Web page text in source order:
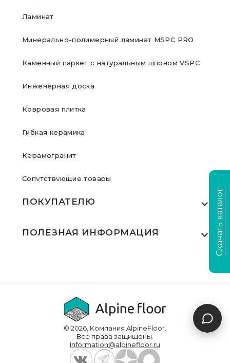
Ламинат
Минерально-полимерный ламинат MSPC PRO
Каменный паркет с натуральным шпоном VSPC
Инженерная доска
Ковровая плитка
Гибкая керамика
Керамогранит
Сопутствующие товары
ПОКУПАТЕЛЮ
Где купить
Выполненные проекты
Доставка и оплата
ПОЛЕЗНАЯ ИНФОРМАЦИЯ
Видеообзоры
Для дилеров
Инструкции по укладке
Часто задаваемые вопросы
© 2026, Компания AlpineFloor.
Все права защищены.
Information@alpinefloor.ru
Скачать каталог